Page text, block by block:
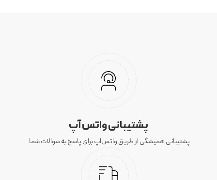
پشتیبانی واتس آپ
پشتیبانی همیشگی از طریق واتس‌اپ برای پاسخ به سوالات شما.